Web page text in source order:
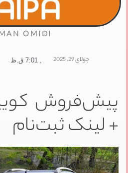
OMIDI
جولای 29, 2025 7:01 ق.ظ
پیش‌فروش
+ لینک ثبت‌نام